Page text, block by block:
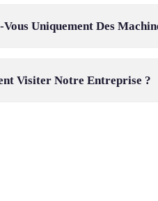
Vous Uniquement Des
Visiter Notre Entreprise ?